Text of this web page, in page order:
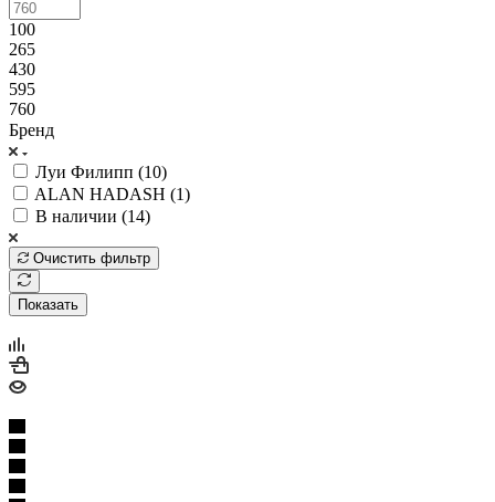
100
265
430
595
760
Бренд
Луи Филипп (10)
ALAN HADASH (1)
В наличии (14)
Очистить фильтр
Показать